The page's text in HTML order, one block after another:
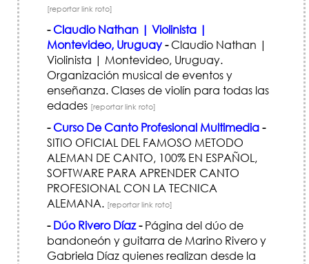
[reportar link roto]
-Claudio Nathan | Violinista |
Montevideo, Uruguay-Claudio Nathan |
Violinista | Montevideo, Uruguay.
Organización musical de eventos y
enseñanza. Clases de violín para todas las
edades [reportar link roto]
-Curso De Canto Profesional Multimedia-
SITIO OFICIAL DEL FAMOSO METODO
ALEMAN DE CANTO, 100% EN ESPAÑOL,
SOFTWARE PARA APRENDER CANTO
PROFESIONAL CON LA TECNICA
ALEMANA. [reportar link roto]
- Dúo Rivero Díaz-Página del dúo de
bandoneón y guitarra de Marino Rivero y
Gabriela Díaz quienes realizan desde la